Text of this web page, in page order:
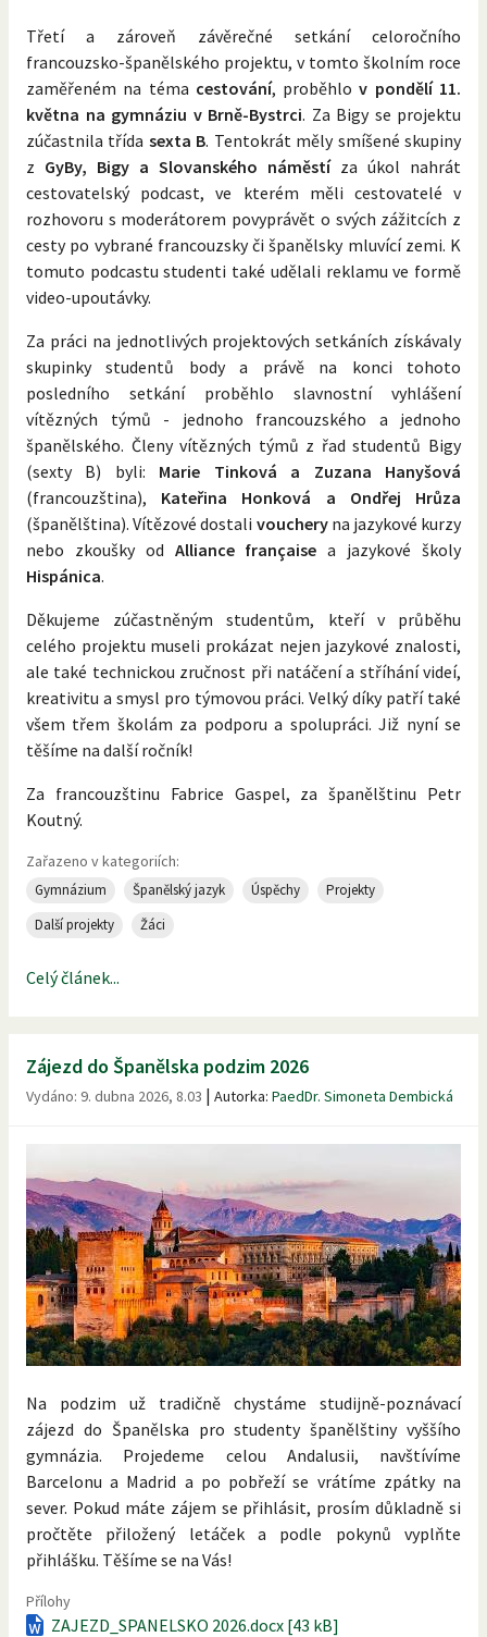
Třetí a zároveň závěrečné setkání celoročního
francouzsko-španělského projektu, v tomto školním roce
zaměřeném na téma cestování, proběhlov pondělí 11.
května na gymnáziu v Brně-Bystrci. Za Bigy se projektu
zúčastnila třída sexta B. Tentokrát měly smíšené skupiny
z GyBy, Bigy a Slovanského náměstí za úkol nahrát
cestovatelský podcast, ve kterém měli cestovatelé v
rozhovoru s moderátorem povyprávět o svých zážitcích z
cesty po vybrané francouzsky či španělsky mluvící zemi. K
tomuto podcastu studenti také udělali reklamu ve formě
video-upoutávky.
Za práci na jednotlivých projektových setkáních získávaly
skupinky studentů body a právě na konci tohoto
posledního setkání proběhlo slavnostní vyhlášení
vítězných týmů - jednoho francouzského a jednoho
španělského. Členy vítězných týmů z řad studentů Bigy
(sexty B) byli: Marie Tinková a Zuzana Hanyšová
(francouzština), Kateřina Honková a Ondřej Hrůza
(španělština). Vítězové dostali vouchery na jazykové kurzy
nebo zkoušky od Alliance française a jazykové školy
Hispánica.
Děkujeme zúčastněným studentům, kteří v průběhu
celého projektu museli prokázat nejen jazykové znalosti,
ale také technickou zručnost při natáčení a stříhání videí,
kreativitu a smysl pro týmovou práci. Velký díky patří také
všem třem školám za podporu a spolupráci. Již nyní se
těšíme na další ročník!
Za francouzštinu Fabrice Gaspel, za španělštinu Petr
Koutný.
Zařazeno v kategoriích:
Gymnázium Španělský jazyk Úspěchy
Projekty
Další projekty
Žáci
Celý článek...
Zájezd do Španělska podzim 2026
Vydáno: 9. dubna 2026, 8.03 | Autorka: PaedDr. Simoneta Dembická
Na podzim už tradičně chystáme studijně-poznávací
zájezd do Španělska pro studenty španělštiny vyššího
gymnázia. Projedeme celou Andalusii, navštívíme
Barcelonu a Madrid a po pobřeží se vrátíme zpátky na
sever. Pokud máte zájem se přihlásit, prosím důkladně si
pročtěte přiložený letáček a podle pokynů vyplňte
přihlášku. Těšíme se na Vás!
Přílohy
ZAJEZD_SPANELSKO 2026.docx [43 kB]